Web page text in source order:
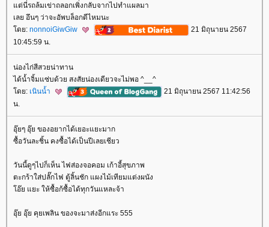
ต่นี่รถล้มเข่าถลอกเพิ่งกลับจากไปทำแผลมา
เลย อึนๆ ว่าจะอัพบล็อกดีไหมนะ
ดย: nonnoiGiwGiw
21 มิถุนายน 2567
10:45:59 น.
น่องไก่สีสวยน่าทาน
ได้น้ำจิ้มแซ่บด้วย สงสัยน่องเดียวจะไม่พอ ^__^
ดย: เนินน้ำ
21 มิถุนายน 2567 11:42:56
น.
อุ๊ยๆ อุ๊ย ของอยากได้เยอะแยะมาก
ซื้อวันละชิ้น คงซื้อได้เป็นปีเลยเชียว
วันนี้ดูๆไปก็เห็น ไฟส่องจอคอม เก้าอี้สุขภาพ
ตะกร้าใส่ปลั๊กไฟ ตู้ลิ้นชัก แผงไม้เทียมแต่งผนัง
อ๊ย แยะ ให้ซื้อก้ซื้อได้ทุกวันแหละจ้า
อุ๊ย อุ๊ย คุยเพลิน ของจะมาส่งอีกแระ 555